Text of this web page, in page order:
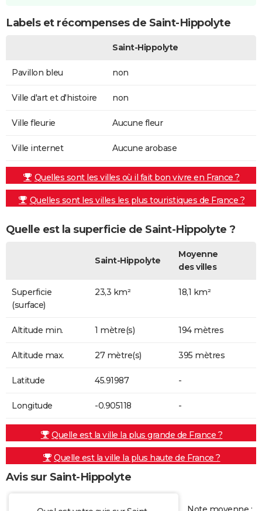
Labels et récompenses de Saint-Hippolyte
Saint-Hippolyte
Pavillon bleu non
Ville d'art et d'histoire non
Ville fleurie Aucune fleur
Ville internet Aucune arobase
Quelles sont les villes où il fait bon vivre en France ?
Quelles sont les villes les plus touristiques de France ?
Quelle est la superficie de Saint-Hippolyte ?
Saint-Hippolyte
Moyenne
des villes
Superficie
(surface)
23,3 km² 18,1 km²
Altitude min. 1 mètre(s) 194 mètres
Altitude max. 27 mètre(s) 395 mètres
Latitude 45.91987 -
Longitude -0.905118 -
Quelle est la ville la plus grande de France ?
Quelle est la ville la plus haute de France ?
Avis sur Saint-Hippolyte